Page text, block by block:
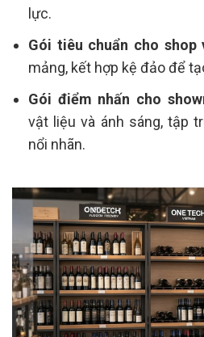
lực.
Gói tiêu chuẩn cho shop
mảng, kết hợp kệ đảo để
Gói điểm nhấn cho
vật liệu và ánh sáng, tập
nổi nhãn.